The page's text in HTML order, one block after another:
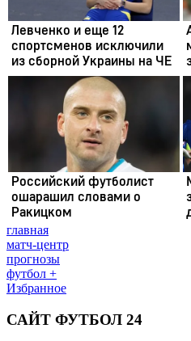
главная
матч-центр
прогнозы
футбол +
Избранное
САЙТ ФУТБОЛ 24